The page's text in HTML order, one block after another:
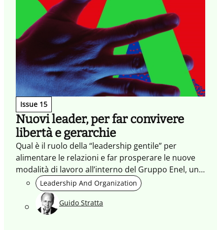
Issue 15
Nuovi leader, per far convivere
libertà e gerarchie
Qual è il ruolo della “leadership gentile” per
alimentare le relazioni e far prosperare le nuove
modalità di lavoro all’interno del Gruppo Enel, una
realtà multinazionale con 70 mila collaboratori.
Leadership And Organization
Guido Stratta